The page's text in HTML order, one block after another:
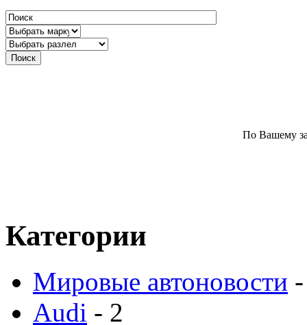
По Вашему
Категории
Мировые автоновости
Audi - 2